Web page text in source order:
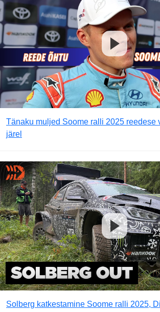
Tänaku muljed Soome ralli 2025 reedese
järel
Solberg katkestamine Soome ralli 2025,